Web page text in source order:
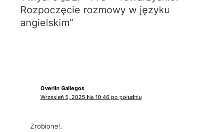
Rozpoczęcie rozmowy w języku
angielskim”
Overlin Gallegos
Wrzesień 5, 2025 Na 10:46 po południu
Zrobione!,